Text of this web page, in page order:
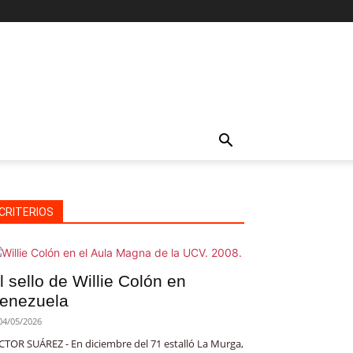
sello de Willie Colón en
05/2026
SUÁREZ - En diciembre del 71 estalló La Murga,